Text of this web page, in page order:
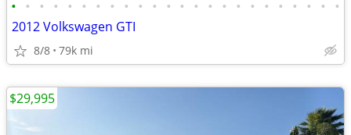
• • • • • • • • • • • • • • • • • • • • • • • •
2012 Volkswagen GTI
8/8 79k mi
$29,995